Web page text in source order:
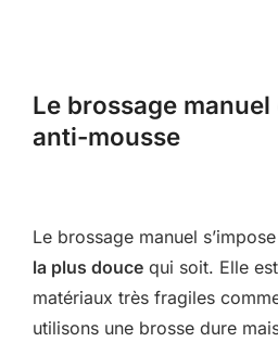
Le brossage
anti-mousse
Le brossage manuel
la plus douce qui soit. Elle
matériaux très fragiles
utilisons une brosse dure